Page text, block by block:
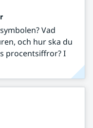
Vad
och hur ska du
procentsiffror? I